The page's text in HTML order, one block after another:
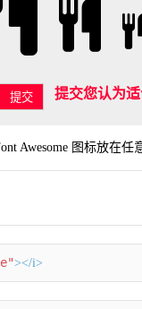
提交 提交您认为
Awesome 图标放在任
></i>